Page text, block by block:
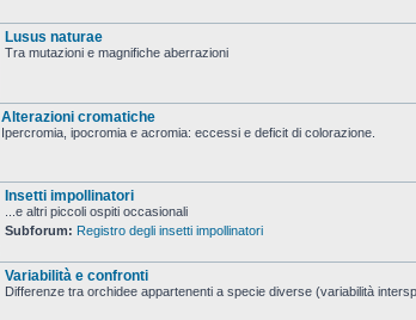
Lusus naturae
Tra mutazioni e magnifiche aberrazioni
Alterazioni cromatiche
Ipercromia, ipocromia e acromia: eccessi e deficit di colorazione.
Insetti impollinatori
...e altri piccoli ospiti occasionali
Subforum: Registro degli insetti impollinatori
Variabilità e confronti
Differenze tra orchidee appartenenti a specie diverse (variabilità